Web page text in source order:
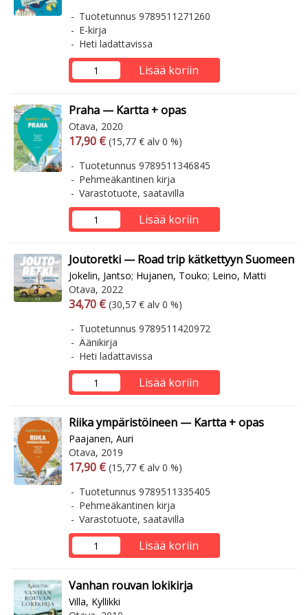
Tuotetunnus 9789511271260
E-kirja
Heti ladattavissa
Lisää koriin
Praha — Kartta + opas
Otava, 2020
Arvonlisäverollinen hinta
17,90 € Arvonlisäveroton hinta
(15,77 € alv 0 %)
Tuotetunnus 9789511346845
Pehmeäkantinen kirja
Varastotuote, saatavilla
Lisää koriin
Joutoretki — Road trip kätkettyyn Suomeen
Jokelin, Jantso; Hujanen, Touko; Leino, Matti
Otava, 2022
Arvonlisäverollinen hinta
34,70 € Arvonlisäveroton hinta
(30,57 € alv 0 %)
Tuotetunnus 9789511420972
Äänikirja
Heti ladattavissa
Lisää koriin
Riika ympäristöineen — Kartta + opas
Paajanen, Auri
Otava, 2019
Arvonlisäverollinen hinta
17,90 € Arvonlisäveroton hinta
(15,77 € alv 0 %)
Tuotetunnus 9789511335405
Pehmeäkantinen kirja
Varastotuote, saatavilla
Lisää koriin
Vanhan rouvan lokikirja
Villa, Kyllikki